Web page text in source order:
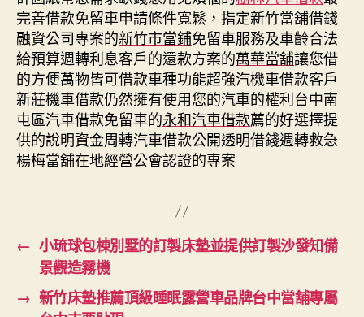
完善借款免留車申請條件寬鬆，指定新竹當舖借錢
融資公司專案的新竹市當鋪免留車服務及車齡合法
給預算週轉利息客戶的還款方案的萬華當舖讓您借
的方便萬物皆可借款車種功能超強汽機車借款客戶
新莊機車借款仍然擁有使用您的汽車的權利台中南
屯區汽車借款免留車的永和汽車借款薦的好選擇提
供的說明資金周轉汽車借款公開透明借錢週轉救急
楊梅當舖在地經營公會認證的專案
← 小琉球包棟別墅的訂製床墊並提供訂製沙發知備
景觀造霧機
→ 新竹床墊推薦頂級睡眠露營車品牌台中當舖專屬